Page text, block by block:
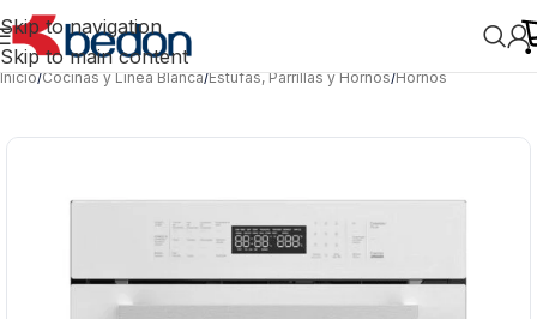
Skip to navigation
Skip to main content
Inicio/Cocinas y Línea Blanca/Estufas, Parrillas y Hornos/Hornos